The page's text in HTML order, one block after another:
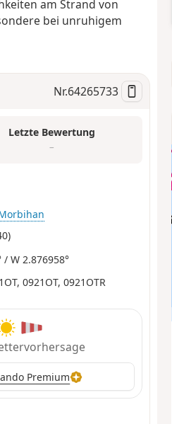
am Strand von
bei unruhigem
Nr.64265733
Letzte Bewertung
–
/ W 2.876958°
0921OT, 0921OTR
Premium